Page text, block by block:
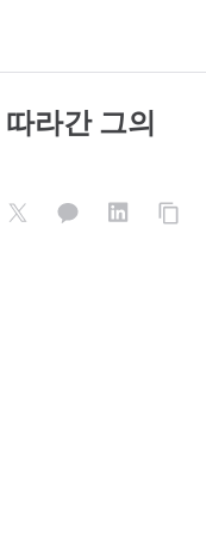
라간 그의